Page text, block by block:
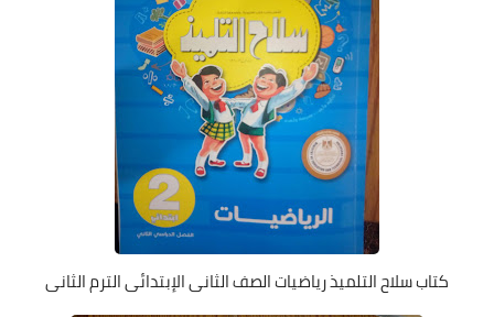
كتاب سلاح التلميذ رياضيات الصف الثانى الإبتدائى الترم الثانى